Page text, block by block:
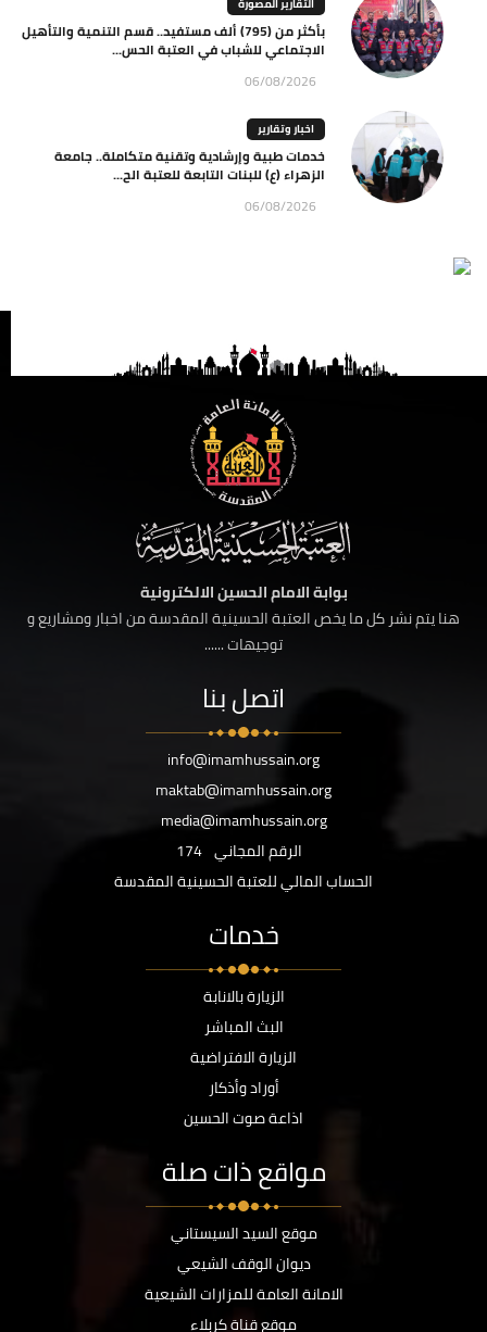
بأكثر من (795) ألف مستفيد.. قسم التنمية والتأهيل
الاجتماعي للشباب في العتبة الحس...
06/08/2026
اخبار وتقارير
خدمات طبية وإرشادية وتقنية متكاملة.. جامعة
الزهراء (ع) للبنات التابعة للعتبة الح...
06/08/2026
بوابة الامام الحسين الالكترونية
هنا يتم نشر كل ما يخص العتبة الحسينية المقدسة من اخبار ومشاريع و
توجيهات ......
اتصل بنا
info@imamhussain.org
maktab@imamhussain.org
media@imamhussain.org
الرقم المجاني 174
الحساب المالي للعتبة الحسينية المقدسة
خدمات
الزيارة بالانابة
البث المباشر
الزيارة الافتراضية
أوراد وأذكار
اذاعة صوت الحسين
مواقع ذات صلة
موقع السيد السيستاني
ديوان الوقف الشيعي
الامانة العامة للمزارات الشيعية
موقع قناة كربلاء